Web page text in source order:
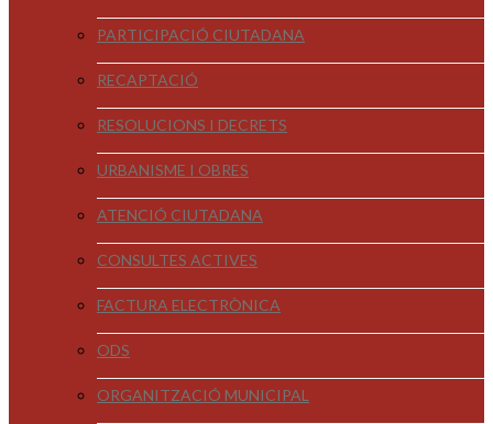
PARTICIPACIÓ CIUTADANA
RECAPTACIÓ
RESOLUCIONS I DECRETS
URBANISME I OBRES
ATENCIÓ CIUTADANA
CONSULTES ACTIVES
FACTURA ELECTRÒNICA
ODS
ORGANITZACIÓ MUNICIPAL